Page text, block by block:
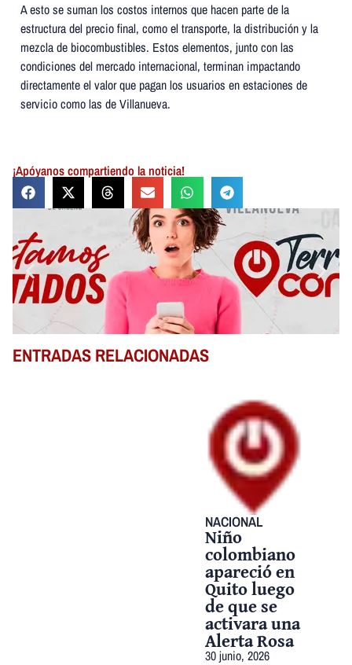
A esto se suman los costos internos que hacen parte de la
estructura del precio final, como el transporte, la distribución y la
mezcla de biocombustibles. Estos elementos, junto con las
condiciones del mercado internacional, terminan impactando
directamente el valor que pagan los usuarios en estaciones de
servicio como las de Villanueva.
¡Apóyanos compartiendo la noticia!
ENTRADAS RELACIONADAS
NACIONAL
Niño
colombiano
apareció en
Quito luego
de que se
activara una
Alerta Rosa
30 junio, 2026